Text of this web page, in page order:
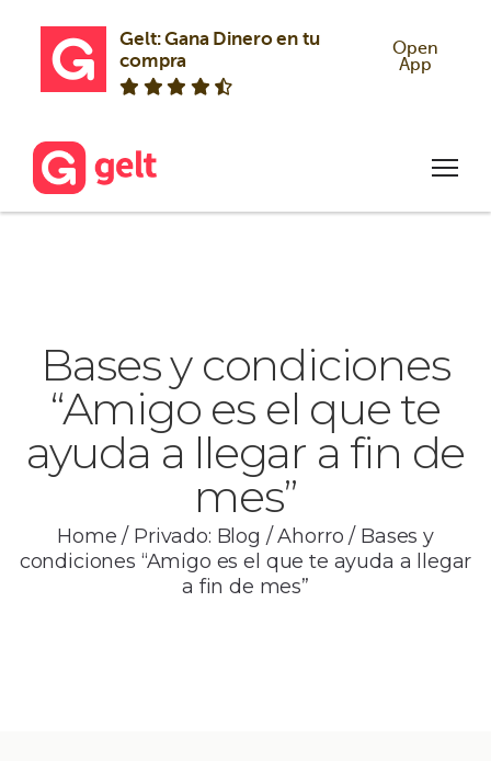
Gelt: Gana Dinero en tu
compra
Open
App
Bases y condiciones
“Amigo es el que te
ayuda a llegar a fin de
mes”
Home / Privado: Blog / Ahorro / Bases y
condiciones “Amigo es el que te ayuda a llegar
a fin de mes”